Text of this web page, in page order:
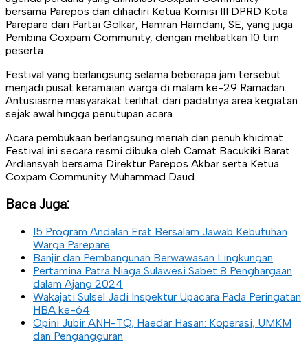
bersama Parepos dan dihadiri Ketua Komisi III DPRD Kota
Parepare dari Partai Golkar, Hamran Hamdani, SE, yang juga
Pembina Coxpam Community, dengan melibatkan 10 tim
peserta.
Festival yang berlangsung selama beberapa jam tersebut
menjadi pusat keramaian warga di malam ke-29 Ramadan.
Antusiasme masyarakat terlihat dari padatnya area kegiatan
sejak awal hingga penutupan acara.
Acara pembukaan berlangsung meriah dan penuh khidmat.
Festival ini secara resmi dibuka oleh Camat Bacukiki Barat
Ardiansyah bersama Direktur Parepos Akbar serta Ketua
Coxpam Community Muhammad Daud.
Baca Juga:
15 Program Andalan Erat Bersalam Jawab Kebutuhan
Warga Parepare
Banjir dan Pembangunan Berwawasan Lingkungan
Pertamina Patra Niaga Sulawesi Sabet 8 Penghargaan
dalam Ajang 2024
Wakajati Sulsel Jadi Inspektur Upacara Pada Peringatan
HBA ke-64
Opini Jubir ANH-TQ, Haedar Hasan: Koperasi, UMKM
dan Pengangguran